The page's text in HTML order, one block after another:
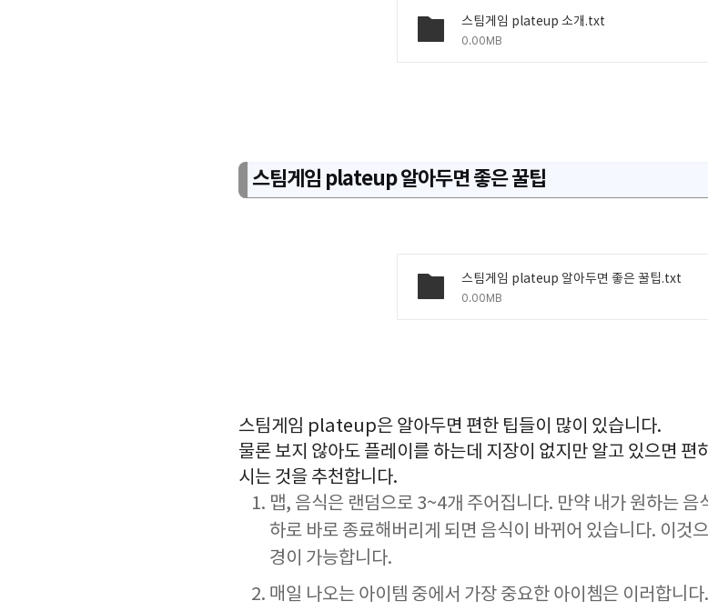
스팀게임 plateup 소개.txt
0.00MB
스팀게임 plateup 알아두면 좋은 꿀팁
스팀게임 plateup 알아두면 좋은 꿀팁.txt
0.00MB
스팀게임 plateup은 알아두면 편한 팁들이 많이 있습니다.
물론 보지 않아도 플레이를 하는데 지장이 없지만 알고 있으면
시는 것을 추천합니다.
맵, 음식은 랜덤으로 3~4개 주어집니다. 만약 내가 원하는
하로 바로 종료해버리게 되면 음식이 바뀌어 있습니다. 이것
경이 가능합니다.
매일 나오는 아이템 중에서 가장 중요한 아이쳄은 이러합니